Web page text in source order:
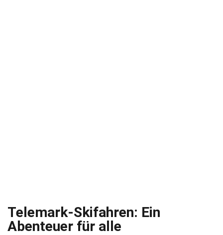
Telemark-Skifahren: Ein
Abenteuer für alle